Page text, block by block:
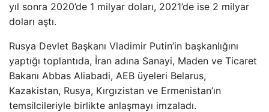
yıl sonra 2020’de 1 milyar doları, 2021’de ise 2 milyar
doları aştı.
Rusya Devlet Başkanı Vladimir Putin’in başkanlığını
yaptığı toplantıda, İran adına Sanayi, Maden ve Ticaret
Bakanı Abbas Aliabadi, AEB üyeleri Belarus,
Kazakistan, Rusya, Kırgızistan ve Ermenistan’ın
temsilcileriyle birlikte anlaşmayı imzaladı.